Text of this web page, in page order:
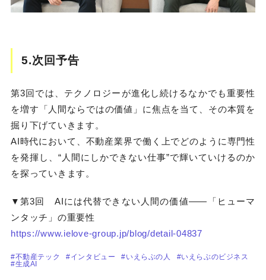
5.次回予告
第3回では、テクノロジーが進化し続けるなかでも重要性
を増す「人間ならではの価値」に焦点を当て、その本質を
掘り下げていきます。
AI時代において、不動産業界で働く上でどのように専門性
を発揮し、“人間にしかできない仕事”で輝いていけるのか
を探っていきます。
▼第3回 AIには代替できない人間の価値――「ヒューマ
ンタッチ」の重要性
https://www.ielove-group.jp/blog/detail-04837
#不動産テック #インタビュー #いえらぶの人
#いえらぶのビジネス
#生成AI